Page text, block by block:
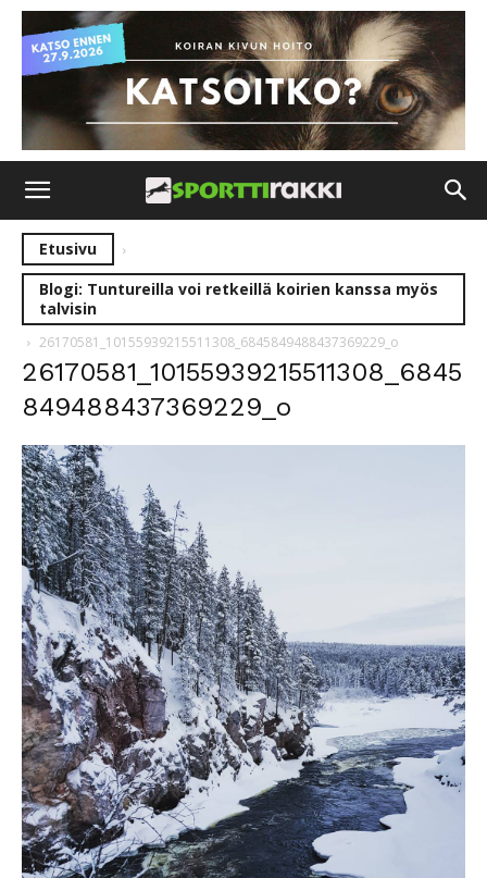
Etusivu
Blogi: Tuntureilla voi retkeillä koirien kanssa myös
talvisin
26170581_10155939215511308_6845849488437369229_o
26170581_10155939215511308_6845
849488437369229_o